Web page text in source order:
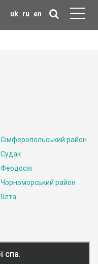
uk ru en
Сімферопольський район
Судак
Феодосія
Чорноморський район
Ялта